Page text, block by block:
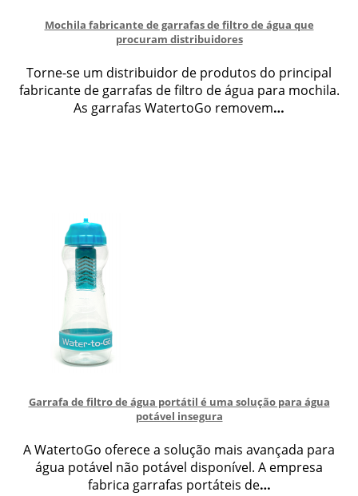
Mochila fabricante de garrafas de filtro de água que
procuram distribuidores
Torne-se um distribuidor de produtos do principal
fabricante de garrafas de filtro de água para mochila.
As garrafas WatertoGo removem…
Garrafa de filtro de água portátil é uma solução para água
potável insegura
A WatertoGo oferece a solução mais avançada para
água potável não potável disponível. A empresa
fabrica garrafas portáteis de…